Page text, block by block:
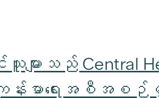
ျားသည် Central
ကျန်းမာရေးအစီ